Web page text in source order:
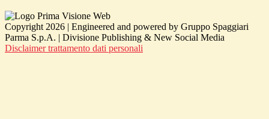
Copyright 2026 | Engineered and powered by Gruppo Spaggiari
Parma S.p.A. | Divisione Publishing & New Social Media
Disclaimer trattamento dati personali